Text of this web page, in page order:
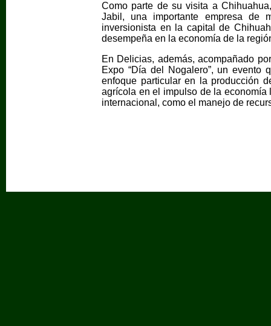
Como parte de su visita a
Jabil, una importante empresa de
inversionista en la capital de
desempeña en la economía de la
En Delicias, además, acompañado
Expo “Día del Nogalero”, un
enfoque particular en la producción
agrícola en el impulso de la
internacional, como el manejo de